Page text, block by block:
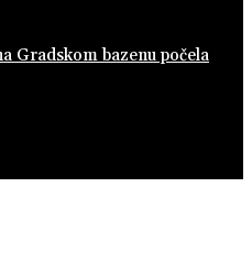
Gradskom bazenu počela